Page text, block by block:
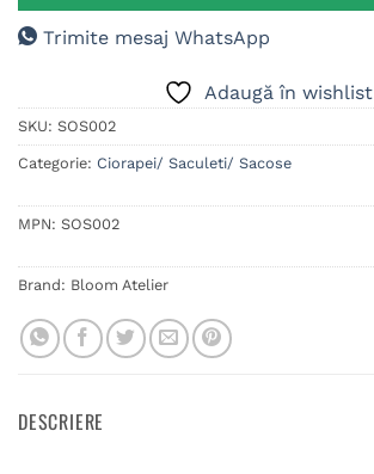
Trimite mesaj WhatsApp
Adaugă în wishlist
SKU: SOS002
Categorie: Ciorapei/ Saculeti/ Sacose
MPN: SOS002
Brand: Bloom Atelier
DESCRIERE